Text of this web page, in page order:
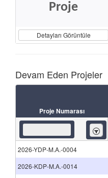
Proje
Detayları Görüntüle
Devam Eden Projeler
Proje Numarası
İçeren
2026-YDP-M.A.-0004
2026-KDP-M.A.-0014